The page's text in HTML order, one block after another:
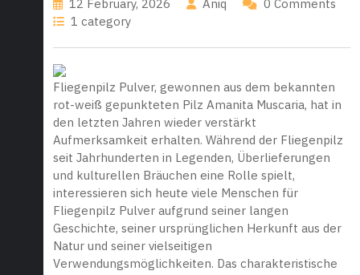
12 February, 2026 Aniq
0 Comments
1 category
Fliegenpilz Pulver, gewonnen aus dem bekannten
rot-weiß gepunkteten Pilz Amanita Muscaria, hat in
den letzten Jahren wieder verstärkt
Aufmerksamkeit erhalten. Während der Fliegenpilz
seit Jahrhunderten in Legenden, Überlieferungen
und kulturellen Bräuchen eine Rolle spielt,
interessieren sich heute viele Menschen für
Fliegenpilz Pulver aufgrund seiner langen
Geschichte, seiner ursprünglichen Herkunft aus der
Natur und seiner vielseitigen
Verwendungsmöglichkeiten. Das charakteristische